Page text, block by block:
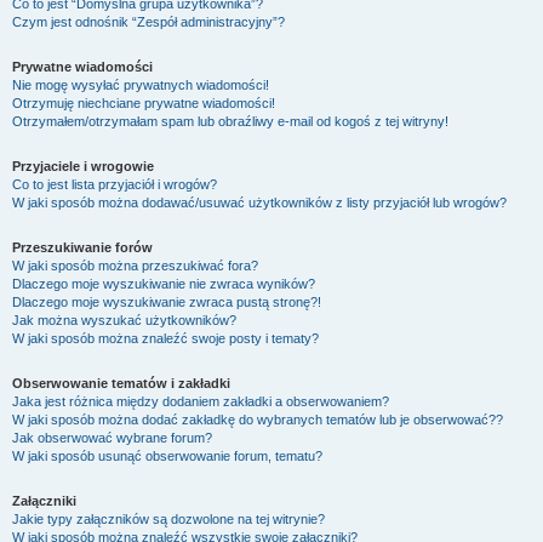
Co to jest “Domyślna grupa użytkownika”?
Czym jest odnośnik “Zespół administracyjny”?
Prywatne wiadomości
Nie mogę wysyłać prywatnych wiadomości!
Otrzymuję niechciane prywatne wiadomości!
Otrzymałem/otrzymałam spam lub obraźliwy e-mail od kogoś z tej witryny!
Przyjaciele i wrogowie
Co to jest lista przyjaciół i wrogów?
W jaki sposób można dodawać/usuwać użytkowników z listy przyjaciół lub wrogów?
Przeszukiwanie forów
W jaki sposób można przeszukiwać fora?
Dlaczego moje wyszukiwanie nie zwraca wyników?
Dlaczego moje wyszukiwanie zwraca pustą stronę?!
Jak można wyszukać użytkowników?
W jaki sposób można znaleźć swoje posty i tematy?
Obserwowanie tematów i zakładki
Jaka jest różnica między dodaniem zakładki a obserwowaniem?
W jaki sposób można dodać zakładkę do wybranych tematów lub je obserwować??
Jak obserwować wybrane forum?
W jaki sposób usunąć obserwowanie forum, tematu?
Załączniki
Jakie typy załączników są dozwolone na tej witrynie?
W jaki sposób można znaleźć wszystkie swoje załączniki?